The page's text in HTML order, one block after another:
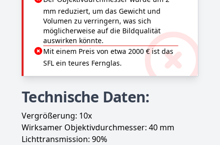
mm reduziert, um das Gewicht und
Volumen zu verringern, was sich
möglicherweise auf die Bildqualität
auswirken könnte.
Mit einem Preis von etwa 2000 € ist das
SFL ein teures Fernglas.
Technische Daten:
Vergrößerung: 10x
Wirksamer Objektivdurchmesser: 40 mm
Lichttransmission: 90%